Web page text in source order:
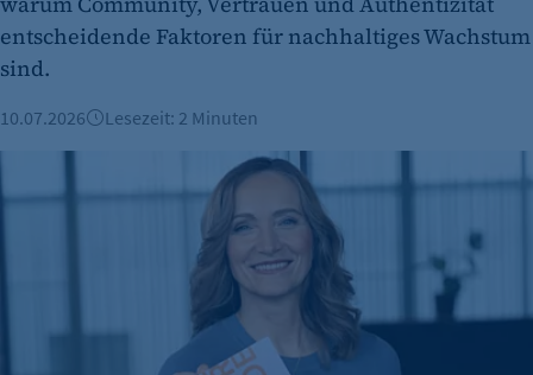
entscheidende Faktoren für nachhaltiges Wachstum
sind.
10.07.2026 Lesezeit: 2 Minuten
Mut zur Führung: Jutta dos Santos Miquelino über 5D-